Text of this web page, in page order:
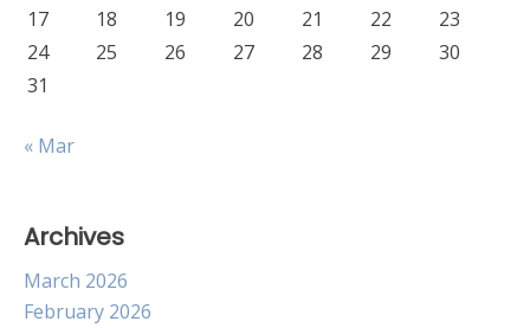
17
18 19 20 21 22
23
24
25 26 27 28 29
30
31
« Mar
Archives
March 2026
February 2026